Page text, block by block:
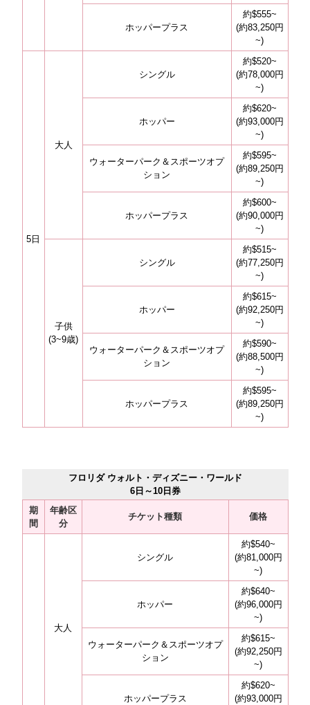
ホッパープラス
約$555~
(約83,250円
~)
5日
大人
シングル
約$520~
(約78,000円
~)
ホッパー
約$620~
(約93,000円
~)
ウォーターパーク＆スポーツオプ
ション
約$595~
(約89,250円
~)
ホッパープラス
約$600~
(約90,000円
~)
子供
(3~9歳)
シングル
約$515~
(約77,250円
~)
ホッパー
約$615~
(約92,250円
~)
ウォーターパーク＆スポーツオプ
ション
約$590~
(約88,500円
~)
ホッパープラス
約$595~
(約89,250円
~)
フロリダ ウォルト・ディズニー・ワールド
6日～10日券
期
間
年齢区
分
チケット種類 価格
大人
シングル
約$540~
(約81,000円
~)
ホッパー
約$640~
(約96,000円
~)
ウォーターパーク＆スポーツオプ
ション
約$615~
(約92,250円
~)
ホッパープラス
約$620~
(約93,000円